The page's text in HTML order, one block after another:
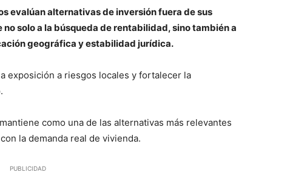
evalúan alternativas de inversión fuera de sus
solo a la búsqueda de rentabilidad, sino también a
geográfica y estabilidad jurídica.
exposición a riesgos locales y fortalecer la
como una de las alternativas más relevantes
la demanda real de vivienda.
PUBLICIDAD